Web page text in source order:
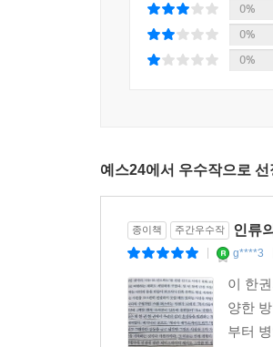
0%
0%
0%
예스24에서 우수작으로
종이책 주간우수작 인류
g****3
이 한
양한
부터